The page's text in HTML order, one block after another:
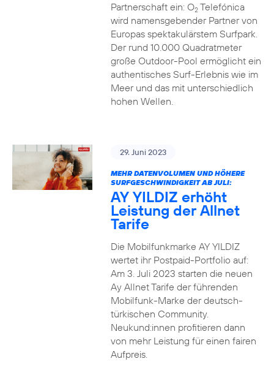
Partnerschaft ein: O2Telefónica
wird namensgebender Partner von
Europas spektakulärstem Surfpark.
Der rund 10.000 Quadratmeter
große Outdoor-Pool ermöglicht ein
authentisches Surf-Erlebnis wie im
Meer und das mit unterschiedlich
hohen Wellen.
29. Juni 2023
MEHR DATENVOLUMEN UND HÖHERE
SURFGESCHWINDIGKEIT AB JULI:
AY YILDIZ erhöht
Leistung der Allnet
Tarife
Die Mobilfunkmarke AY YILDIZ
wertet ihr Postpaid-Portfolio auf:
Am 3. Juli 2023 starten die neuen
Ay Allnet Tarife der führenden
Mobilfunk-Marke der deutsch-
türkischen Community.
Neukund:innen profitieren dann
von mehr Leistung für einen fairen
Aufpreis.